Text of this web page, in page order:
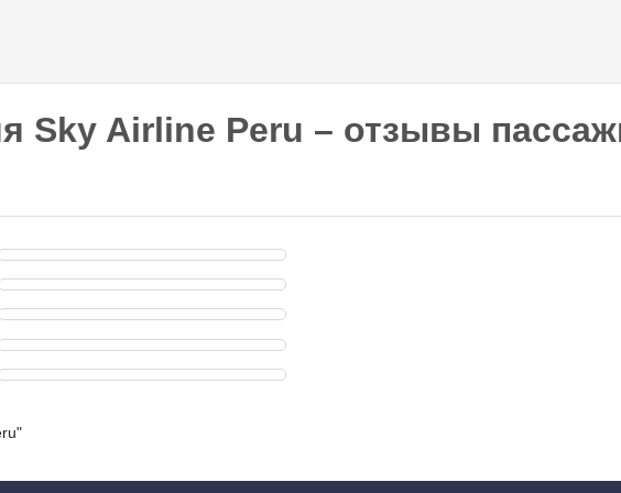
Sky Airline Peru – отзывы